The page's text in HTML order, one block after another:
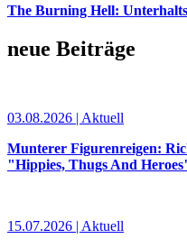
The Burning Hell:
neue Beiträge
03.08.2026 | Aktuell
Munterer Figurenreigen:
"Hippies, Thugs And
15.07.2026 | Aktuell